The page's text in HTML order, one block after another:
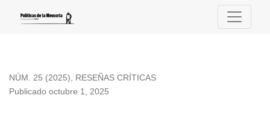
A propósito de Sandra Gayol, Una pérdida eterna. La
NÚM. 25 (2025), RESEÑAS CRÍTICAS
Publicado octubre 1, 2025